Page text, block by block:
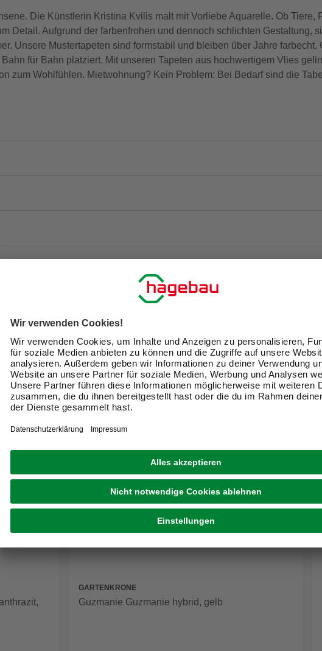
Die Künstlerin Kristina Kvilis malt mit Vorliebe Aquarelle. Ob Tiere,
Detail. Aufgrund der farbenfrohen und dennoch schlichten Gestaltung,
Unsere Mustertapeten sind formstabil und bleiben über Jahre
für Bahn platziert. Mit unseren Tapeten aus hochwertigem Vlies
zum Wohlfühlen. Mietwohnung? Kein Problem: Bei Bedarf sind die
GARTENKRONE
Guzmanie Guzmanie hybrid, gelb